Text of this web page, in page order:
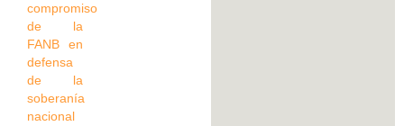
compromiso
de la
FANB en
defensa
de la
soberanía
nacional